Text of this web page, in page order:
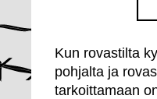
Kun rovastilta
pohjalta ja
tarkoittamaan